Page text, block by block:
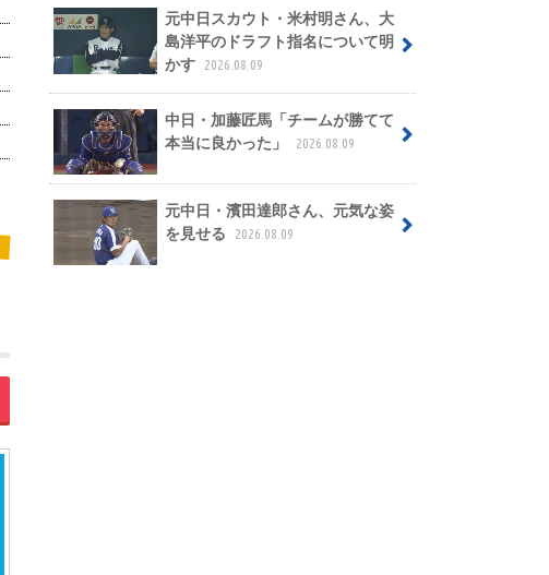
元中日スカウト・米村明さん、大
島洋平のドラフト指名について明
かす
2026.08.09
中日・加藤匠馬「チームが勝てて
本当に良かった」
2026.08.09
元中日・濱田達郎さん、元気な姿
を見せる
2026.08.09